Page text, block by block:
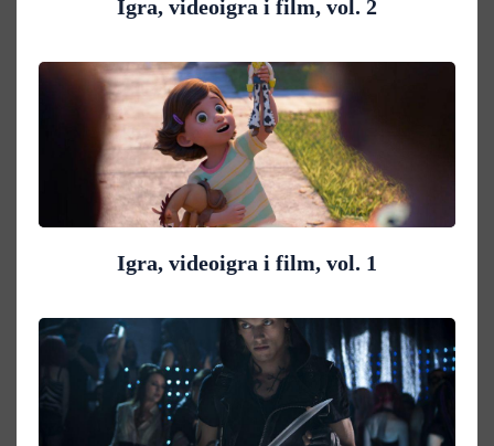
Igra, videoigra i film, vol. 2
Igra, videoigra i film, vol. 1